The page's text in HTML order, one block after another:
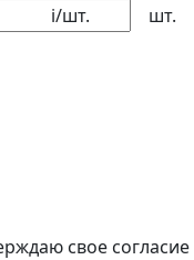
шт.
i/шт.
свое согласие